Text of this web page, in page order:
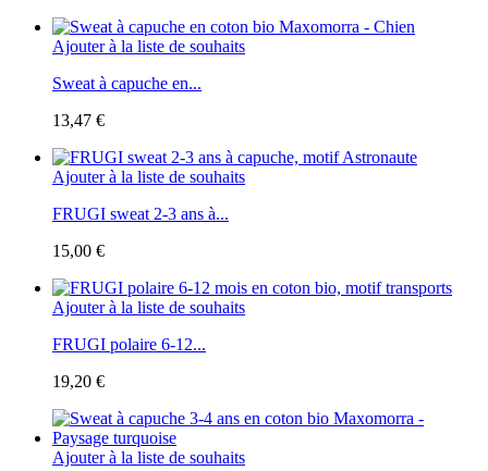
Ajouter à la liste de souhaits
Sweat à capuche en...
13,47 €
Ajouter à la liste de souhaits
FRUGI sweat 2-3 ans à...
15,00 €
Ajouter à la liste de souhaits
FRUGI polaire 6-12...
19,20 €
Ajouter à la liste de souhaits